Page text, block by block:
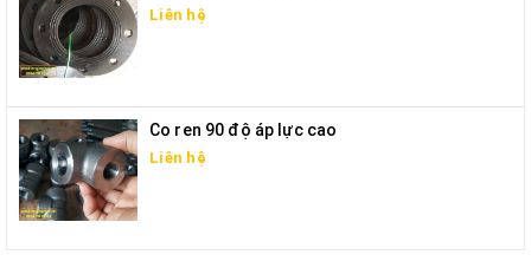
Liên hệ
Co ren 90 độ áp lực cao
Liên hệ